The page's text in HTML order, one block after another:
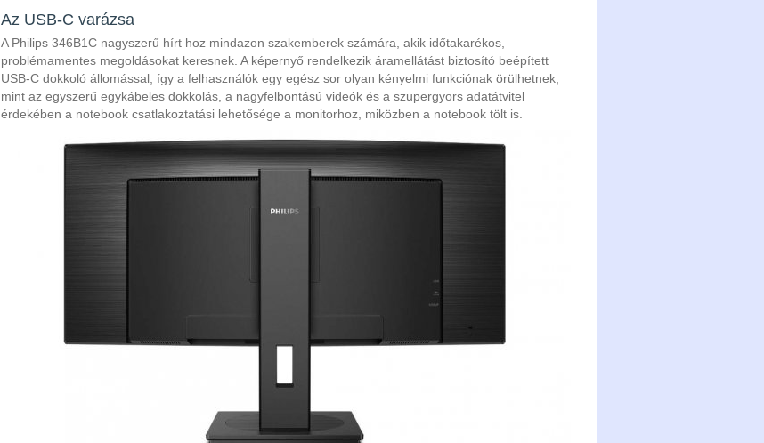
Az USB-C varázsa
A Philips 346B1C nagyszerű hírt hoz mindazon szakemberek számára, akik időtakarékos,
problémamentes megoldásokat keresnek. A képernyő rendelkezik áramellátást biztosító beépített
USB-C dokkoló állomással, így a felhasználók egy egész sor olyan kényelmi funkciónak örülhetnek,
mint az egyszerű egykábeles dokkolás, a nagyfelbontású videók és a szupergyors adatátvitel
érdekében a notebook csatlakoztatási lehetősége a monitorhoz, miközben a notebook tölt is.